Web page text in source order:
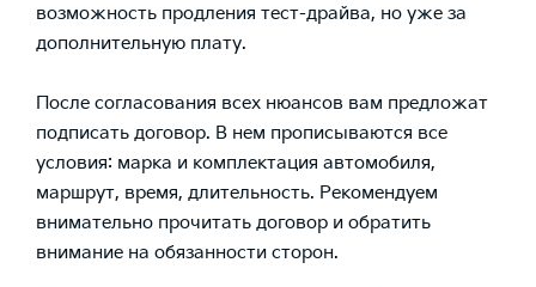
возможность продления тест-драйва, но уже за
дополнительную плату.
После согласования всех нюансов вам предложат
подписать договор. В нем прописываются все
условия: марка и комплектация автомобиля,
маршрут, время, длительность. Рекомендуем
внимательно прочитать договор и обратить
внимание на обязанности сторон.